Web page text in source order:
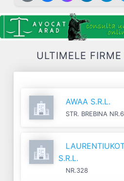
ULTIMELE
AWAA S.R.L.
STR. BREBINA
S.R.L.
NR.328